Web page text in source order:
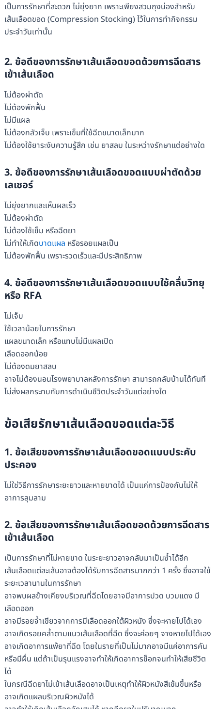
เป็นการรักษาที่สะดวก ไม่ยุ่งยาก เพราะเพียงสวมถุงน่องสำหรับ
เส้นเลือดขอด (Compression Stocking) ไว้ในการทำกิจกรรม
ประจำวันเท่านั้น
2. ข้อดีของการรักษาเส้นเลือดขอดด้วยการฉีดสาร
เข้าเส้นเลือด
ไม่ต้องผ่าตัด
ไม่ต้องพักฟื้น
ไม่มีแผล
ไม่ต้องกลัวเจ็บ เพราะเข็มที่ใช้ฉีดขนาดเล็กมาก
ไม่ต้องใช้ยาระงับความรู้สึก เช่น ยาสลบ ในระหว่างรักษาแต่อย่างใด
3. ข้อดีของการรักษาเส้นเลือดขอดแบบผ่าตัดด้วย
เลเซอร์
ไม่ยุ่งยากและเห็นผลเร็ว
ไม่ต้องผ่าตัด
ไม่ต้องใช้เข็ม หรือฉีดยา
ไม่ทำให้เกิดบาดแผล หรือรอยแผลเป็น
ไม่ต้องพักฟื้น เพราะรวดเร็วและมีประสิทธิภาพ
4. ข้อดีของการรักษาเส้นเลือดขอดแบบใช้คลื่นวิทยุ
หรือ RFA
ไม่เจ็บ
ใช้เวลาน้อยในการรักษา
แผลขนาดเล็ก หรือแทบไม่มีแผลเปิด
เลือดออกน้อย
ไม่ต้องดมยาสลบ
อาจไม่ต้องนอนโรงพยาบาลหลังการรักษา สามารถกลับบ้านได้ทันที
ไม่ส่งผลกระทบกับการดำเนินชีวิตประจำวันแต่อย่างใด
ข้อเสียรักษาเส้นเลือดขอดแต่ละวิธี
1. ข้อเสียของการรักษาเส้นเลือดขอดแบบประคับ
ประคอง
ไม่ใช่วิธีการรักษาระยะยาวและหายขาดได้ เป็นแค่การป้องกันไม่ให้
อาการลุมลาม
2. ข้อเสียของการรักษาเส้นเลือดขอดด้วยการฉีดสาร
เข้าเส้นเลือด
เป็นการรักษาที่ไม่หายขาด ในระยะยาวอาจกลับมาเป็นซ้ำได้อีก
เส้นเลือดแต่ละเส้นอาจต้องได้รับการฉีดสารมากกว่า 1 ครั้ง ซึ่งอาจใช้
ระยะเวลานานในการรักษา
อาจพบผลข้างเคียงบริเวณที่ฉีดโดยอาจมีอาการปวด บวมแดง มี
เลือดออก
อาจมีรอยจ้ำเขียวจากการมีเลือดออกใต้ผิวหนัง ซึ่งจะหายไปได้เอง
อาจเกิดรอยคล้ำตามแนวเส้นเลือดที่ฉีด ซึ่งจะค่อยๆ จางหายไปได้เอง
อาจเกิดอาการแพ้ยาที่ฉีด โดยในรายที่เป็นไม่มากอาจมีแค่อาการคัน
หรือมีผื่น แต่ถ้าเป็นรุนแรงอาจทำให้เกิดอาการช็อกจนทำให้เสียชีวิต
ได้
ในกรณีฉีดยาไม่เข้าเส้นเลือดอาจเป็นเหตุทำให้ผิวหนังสีเข้มขึ้นหรือ
อาจเกิดแผลบริเวณผิวหนังได้